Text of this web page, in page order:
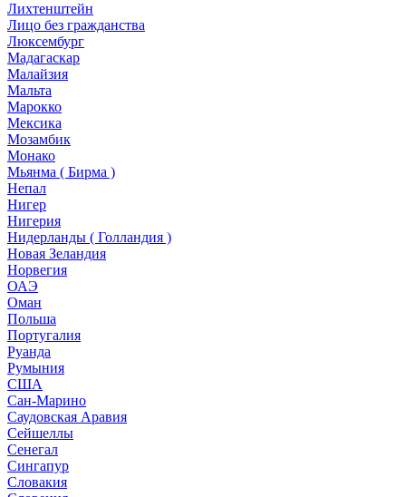
Лихтенштейн
Лицо без гражданства
Люксембург
Мадагаскар
Малайзия
Мальта
Марокко
Мексика
Мозамбик
Монако
Мьянма ( Бирма )
Непал
Нигер
Нигерия
Нидерланды ( Голландия )
Новая Зеландия
Норвегия
ОАЭ
Оман
Польша
Португалия
Руанда
Румыния
США
Сан-Марино
Саудовская Аравия
Сейшеллы
Сенегал
Сингапур
Словакия